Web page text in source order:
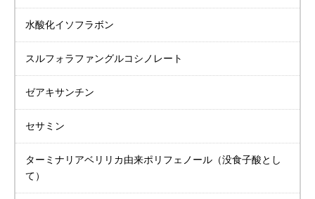
水酸化イソフラボン
スルフォラファングルコシノレート
ゼアキサンチン
セサミン
ターミナリアベリリカ由来ポリフェノール （没食子酸とし
て）